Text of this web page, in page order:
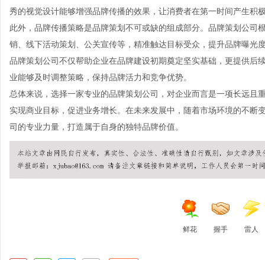
秀的视觉设计能够增强品牌传播的效果，让消费者在第一时间产生积
此外，品牌传播策略是品牌策划不可或缺的组成部分。品牌策划公
销、线下活动策划、公关宣传等，精准触达目标受众，提升品牌曝光
品牌策划公司不仅帮助企业在品牌建设初期奠定坚实基础，更提供后
业能够及时调整策略，保持品牌活力和竞争优势。
总体来说，选择一家专业的品牌策划公司，对企业而言是一项长远
实现商业目标，促进业务增长。在未来发展中，随着市场环境的不
司的专业力量，打造属于自身的独特品牌价值。
鲜花 握手 雷人